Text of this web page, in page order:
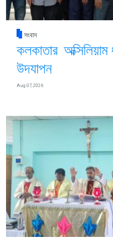
সংবাদ
কলকাতার অক্সিলিয়াম
উদযাপন
Aug 07, 2026